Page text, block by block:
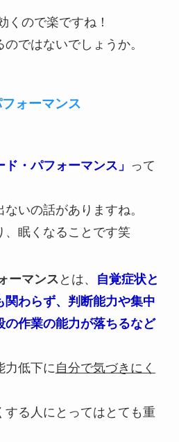
くので楽ですね！
ではないでしょうか。
ォーマンス
ド・パフォーマンス」 って
いの話がありますね。
、眠くなることです笑
ーマンス とは、
自覚症状と
関わらず、判断能力や集中
の作業の能力が落ちるなど
力低下に 自分で気づきにく
する人にとってはとても重